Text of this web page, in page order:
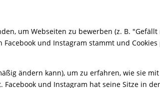
um Webseiten zu bewerben (z. B.
und Instagram stammt und
ändern kann), um zu erfahren, wie sie
und Instagram hat seine Sitze in